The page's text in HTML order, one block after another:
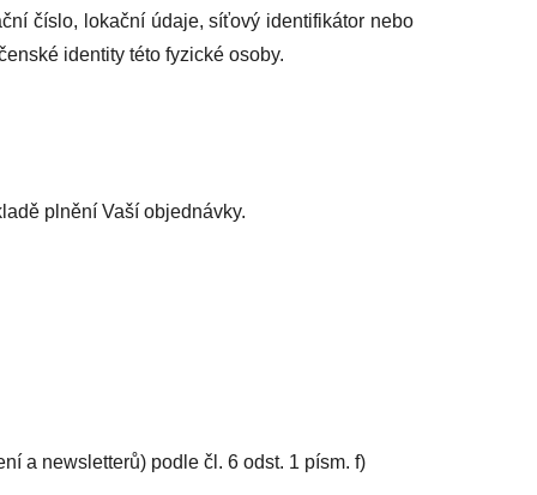
číslo, lokační údaje, síťový identifikátor nebo
identity této fyzické osoby.
plnění Vaší objednávky.
a newsletterů) podle čl. 6 odst. 1 písm. f)